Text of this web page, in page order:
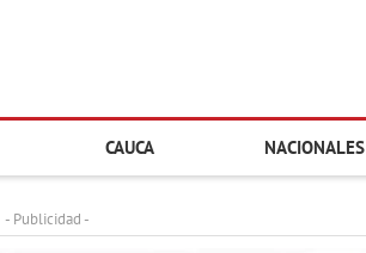
CAUCA NACIONALES
- Publicidad -